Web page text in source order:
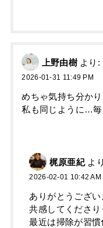
上野由樹 より:
2026-01-31 11:49 PM
めちゃ気持ち分かり
私も同じように…毎
梶原亜紀 よ
2026-02-01 10:42 AM
ありがとうござい
共感してくださ
最近は掃除が習慣